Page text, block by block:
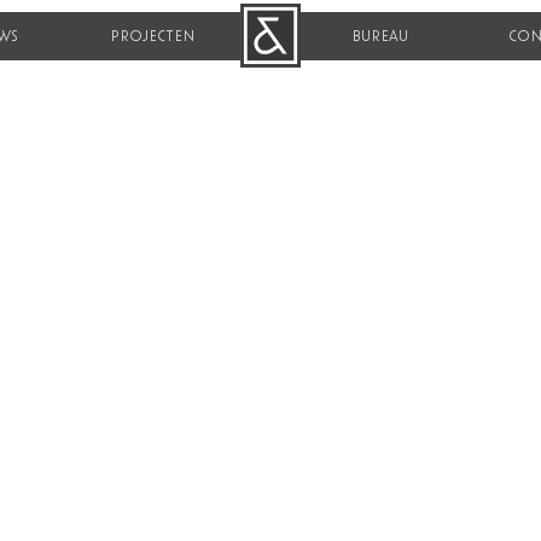
PROJECTEN B&R BUREAU